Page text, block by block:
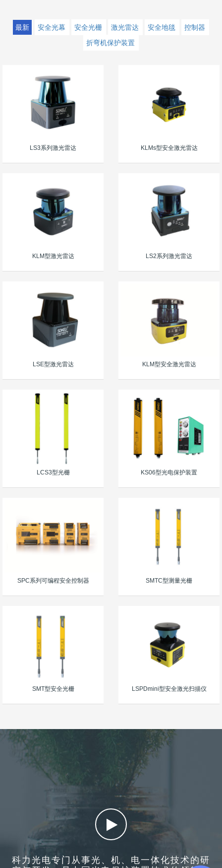
最新 安全光幕 安全光栅 激光雷达 安全地毯
控制器
折弯机保护装置
LS3系列激光雷达 KLMs型安全激光雷达
KLM型激光雷达 LS2系列激光雷达
LSE型激光雷达 KLM型安全激光雷达
LCS3型光栅 KS06型光电保护装置
SPC系列可编程安全控制器 SMTC型测量光栅
SMT型安全光栅 LSPDmini型安全激光扫描仪
科力光电专门从事光、机、电一体化技术的研